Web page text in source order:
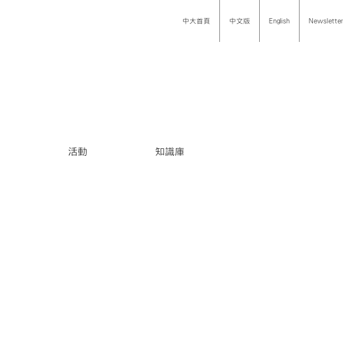
中大首頁 中文版 English Newsletter
活動 知識庫